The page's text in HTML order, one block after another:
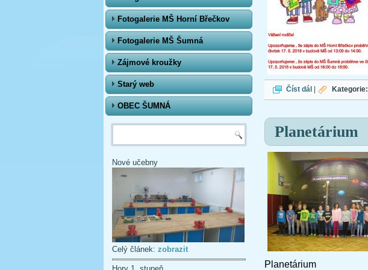
Fotogalerie MŠ Horní Břečkov
Fotogalerie MŠ Šumná
Zájmové kroužky
Starý web
OBEC ŠUMNÁ
Vyhledávání
Nové učebny
Celý článek: zobrazit
Číst dál Zápis Kategorie:
Planetárium
Planetárium